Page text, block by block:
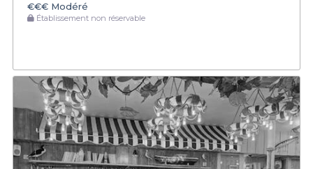
€€€ Modéré
Établissement non réservable